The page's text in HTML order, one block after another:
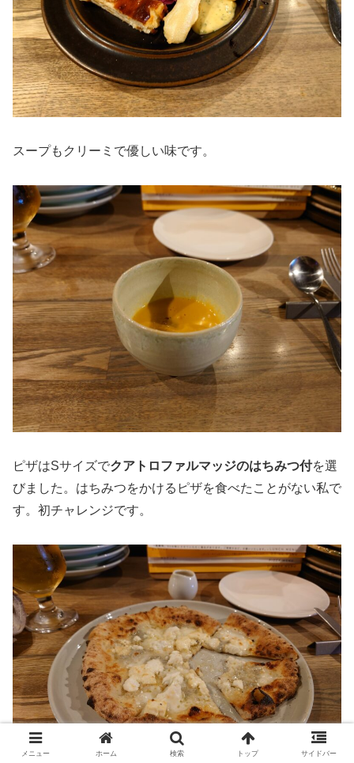
スープもクリーミで優しい味です。
ピザはSサイズでクアトロファルマッジのはちみつ付を選
びました。はちみつをかけるピザを食べたことがない私で
す。初チャレンジです。
メニュー ホーム 検索 トップ サイドバー